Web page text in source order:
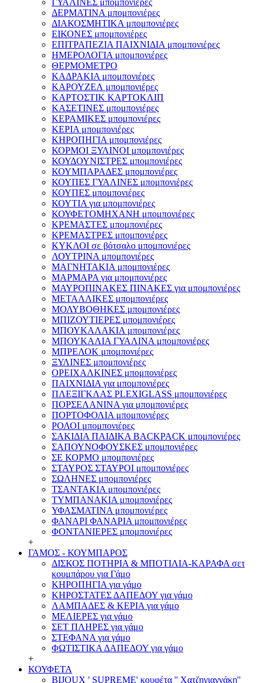
ΓΥΑΛΙΝΕΣ μπομπονιέρες
ΔΕΡΜΑΤΙΝΑ μπομπονιέρες
ΔΙΑΚΟΣΜΗΤΙΚΑ μπομπονιέρες
ΕΙΚΟΝΕΣ μπομπονιέρες
ΕΠΙΤΡΑΠΕΖΙΑ ΠΑΙΧΝΙΔΙΑ μπομπονιέρες
ΗΜΕΡΟΛΟΓΙΑ μπομπονιέρες
ΘΕΡΜΟΜΕΤΡΟ
ΚΑΔΡΑΚΙΑ μπομπονιέρες
ΚΑΡΟΥΖΕΛ μπομπονιέρες
ΚΑΡΤΟΣΤΙΚ ΚΑΡΤΟΚΛΙΠ
ΚΑΣΕΤΙΝΕΣ μπομπονιέρες
ΚΕΡΑΜΙΚΕΣ μπομπονιέρες
ΚΕΡΙΑ μπομπονιέρες
ΚΗΡΟΠΗΓΙΑ μπομπονιέρες
ΚΟΡΜΟΙ ΞΥΛΙΝΟΙ μπομπονιέρες
ΚΟΥΔΟΥΝΙΣΤΡΕΣ μπομπονιέρες
ΚΟΥΜΠΑΡΑΔΕΣ μπομπονιέρες
ΚΟΥΠΕΣ ΓΥΑΛΙΝΕΣ μπομπονιέρες
ΚΟΥΠΕΣ μπομπονιέρες
ΚΟΥΤΙΑ για μπομπονιέρες
ΚΟΥΦΕΤΟΜΗΧΑΝΗ μπομπονιέρες
ΚΡΕΜΑΣΤΕΣ μπομπονιέρες
ΚΡΕΜΑΣΤΡΕΣ μπομπονιέρες
ΚΥΚΛΟΙ σε βότσαλο μπομπονιέρες
ΛΟΥΤΡΙΝΑ μπομπονιέρες
ΜΑΓΝΗΤΑΚΙΑ μπομπονιέρες
ΜΑΡΜΑΡΑ για μπομπονιέρες
ΜΑΥΡΟΠΙΝΑΚΕΣ ΠΙΝΑΚΕΣ για μπομπονιέρες
ΜΕΤΑΛΛΙΚΕΣ μπομπονιέρες
ΜΟΛΥΒΟΘΗΚΕΣ μπομπονιέρες
ΜΠΙΖΟΥΤΙΕΡΕΣ μπομπονιέρες
ΜΠΟΥΚΑΛΑΚΙΑ μπομπονιέρες
ΜΠΟΥΚΑΛΙΑ ΓΥΑΛΙΝΑ μπομπονιέρες
ΜΠΡΕΛΟΚ μπομπονιέρες
ΞΥΛΙΝΕΣ μπομπονιέρες
ΟΡΕΙΧΑΛΚΙΝΕΣ μπομπονιέρες
ΠΑΙΧΝΙΔΙΑ για μπομπονιέρες
ΠΛΕΞΙΓΚΛΑΣ PLEXIGLASS μπομπονιέρες
ΠΟΡΣΕΛΑΝΙΝΑ για μπομπονιέρες
ΠΟΡΤΟΦΟΛΙΑ μπομπονιέρες
ΡΟΛΟΙ μπομπονιέρες
ΣΑΚΙΔΙΑ ΠΑΙΔΙΚΑ BACKPACK μπομπονιέρες
ΣΑΠΟΥΝΟΦΟΥΣΚΕΣ μπομπονιέρες
ΣΕ ΚΟΡΜΟ μπομπονιέρες
ΣΤΑΥΡΟΣ ΣΤΑΥΡΟΙ μπομπονιέρες
ΣΩΛΗΝΕΣ μπομπονιέρες
ΤΣΑΝΤΑΚΙΑ μπομπονιέρες
ΤΥΜΠΑΝΑΚΙΑ μπομπονιέρες
ΥΦΑΣΜΑΤΙΝΑ μπομπονιέρες
ΦΑΝΑΡΙ ΦΑΝΑΡΙΑ μπομπονιέρες
ΦΟΝΤΑΝΙΕΡΕΣ μπομπονιέρες
+
ΓΑΜΟΣ - ΚΟΥΜΠΑΡΟΣ
ΔΙΣΚΟΣ ΠΟΤΗΡΙΑ & ΜΠΟΤΙΛΙΑ-ΚΑΡΑΦΑ σετ
κουμπάρου για Γάμο
ΚΗΡΟΠΗΓΙΑ για γάμο
ΚΗΡΟΣΤΑΤΕΣ ΔΑΠΕΔΟΥ για γάμο
ΛΑΜΠΑΔΕΣ & ΚΕΡΙΑ για γάμο
ΜΕΛΙΕΡΕΣ για γάμο
ΣΕΤ ΠΛΗΡΕΣ για γάμο
ΣΤΕΦΑΝΑ για γάμο
ΦΩΤΙΣΤΙΚΑ ΔΑΠΕΔΟΥ για γάμο
+
ΚΟΥΦΕΤΑ
BIJOUX ' SUPREME' κουφέτα '' Χατζηγιαννάκη''